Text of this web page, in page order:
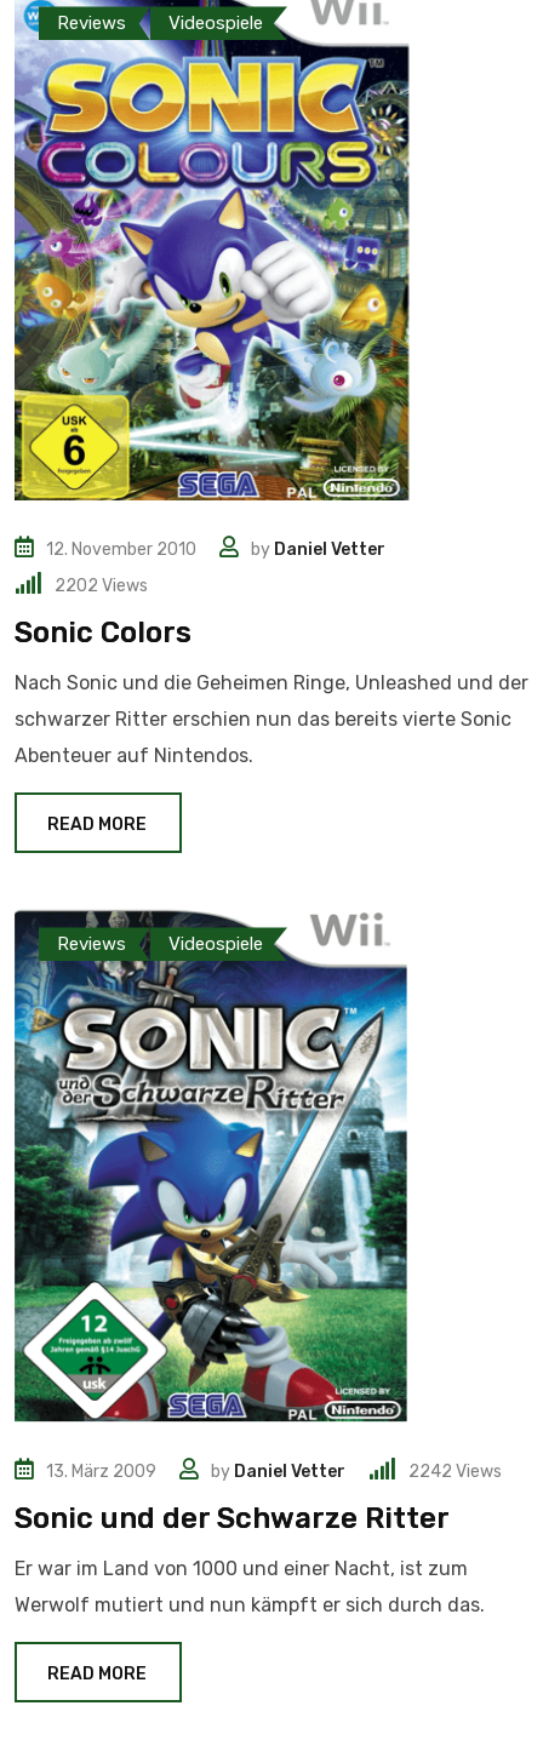
Reviews Videospiele
12. November 2010 by Daniel Vetter
2202 Views
Sonic Colors
Nach Sonic und die Geheimen Ringe, Unleashed und der
schwarzer Ritter erschien nun das bereits vierte Sonic
Abenteuer auf Nintendos.
READ MORE
Reviews Videospiele
13. März 2009 by Daniel Vetter 2242 Views
Sonic und der Schwarze Ritter
Er war im Land von 1000 und einer Nacht, ist zum
Werwolf mutiert und nun kämpft er sich durch das.
READ MORE